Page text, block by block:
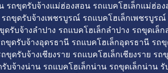
รถขุดรับจ้างแม่ฮ่องสอน รถแบคโฮเล็กแม่ฮ่
ถขุดรับจ้างเพชรบูรณ์ รถแบคโฮเล็กเพชรบู
ดรับจ้างลำปาง รถแบคโฮเล็กลำปาง รถขุดเล็
ขุดรับจ้างอุดรธานี รถแบคโฮเล็กอุดรธานี ร
ขุดรับจ้างเชียงราย รถแบคโฮเล็กเชียงราย ร
บจ้างน่าน รถแบคโฮเล็กน่าน รถขุดเล็กน่าน